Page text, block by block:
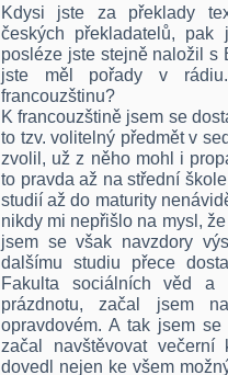
Kdysi jste za překlady
českých překladatelů,
posléze jste stejně naložil s
jste měl pořady v
francouzštinu?
K francouzštině jsem se
to tzv. volitelný předmět v
zvolil, už z něho mohl i
to pravda až na střední
studií až do maturity
nikdy mi nepřišlo na mysl,
jsem se však navzdory
dalšímu studiu přece
Fakulta sociálních věd a
prázdnotu, začal jsem
opravdovém. A tak jsem
začal navštěvovat
dovedl nejen ke všem